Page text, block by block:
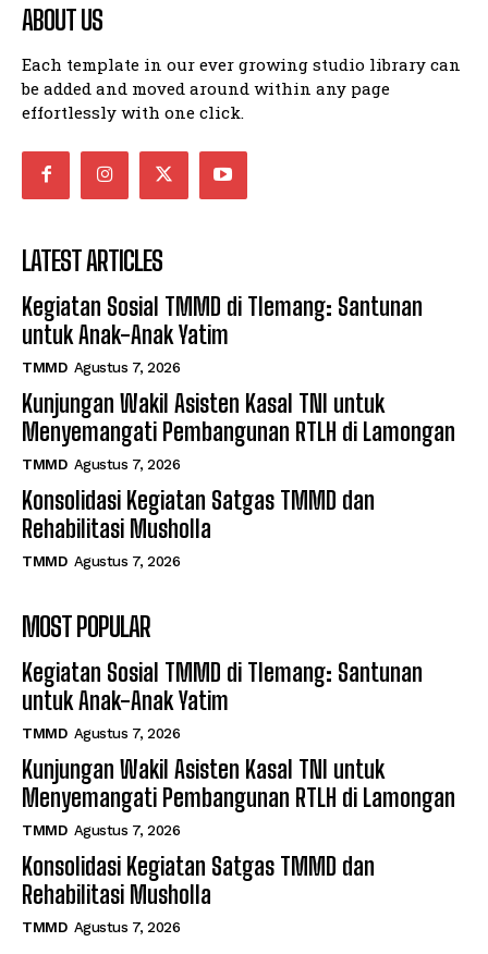
ABOUT US
Each template in our ever growing studio library can
be added and moved around within any page
effortlessly with one click.
LATEST ARTICLES
Kegiatan Sosial TMMD di Tlemang: Santunan
untuk Anak-Anak Yatim
TMMD Agustus 7, 2026
Kunjungan Wakil Asisten Kasal TNI untuk
Menyemangati Pembangunan RTLH di Lamongan
TMMD Agustus 7, 2026
Konsolidasi Kegiatan Satgas TMMD dan
Rehabilitasi Musholla
TMMD Agustus 7, 2026
MOST POPULAR
Kegiatan Sosial TMMD di Tlemang: Santunan
untuk Anak-Anak Yatim
TMMD Agustus 7, 2026
Kunjungan Wakil Asisten Kasal TNI untuk
Menyemangati Pembangunan RTLH di Lamongan
TMMD Agustus 7, 2026
Konsolidasi Kegiatan Satgas TMMD dan
Rehabilitasi Musholla
TMMD Agustus 7, 2026